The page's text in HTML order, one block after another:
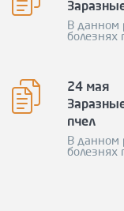
В данном
болезнях
24 мая
пчел
В данном
болезнях